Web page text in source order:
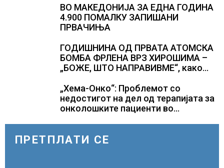
ВО МАКЕДОНИЈА ЗА ЕДНА ГОДИНА
4.900 ПОМАЛКУ ЗАПИШАНИ
ПРВАЧИЊА
ГОДИШНИНА ОД ПРВАТА АТОМСКА
БОМБА ФРЛЕНА ВРЗ ХИРОШИМА –
„БОЖЕ, ШТО НАПРАВИВМЕ“, како
Геј“ и учесниците во
бомбардирањето го доживуваа овој
настан што го промени текот на
„Хема-Онко“: Проблемот со
недостигот на дел од терапијата за
онколошките пациенти во
ПРЕТПЛАТИ СЕ